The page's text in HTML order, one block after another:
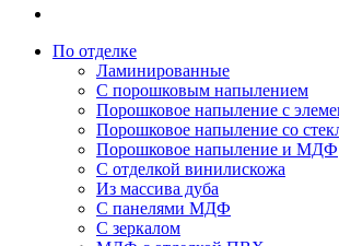
По отделке
Ламинированные
С порошковым напылением
Порошковое напыление с
Порошковое напыление со
Порошковое напыление и МДФ
С отделкой винилискожа
Из массива дуба
С панелями МДФ
С зеркалом